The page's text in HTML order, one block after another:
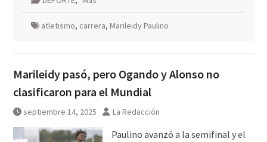
atletismo, carrera, Marileidy Paulino
Marileidy pasó, pero Ogando y Alonso no
clasificaron para el Mundial
septiembre 14, 2025 La Redacción
Paulino avanzó a la semifinal y el